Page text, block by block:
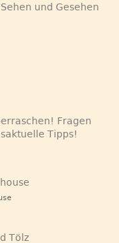
und Gesehen
Fragen
Tipps!